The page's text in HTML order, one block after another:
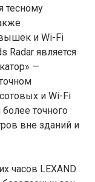
тесному
и Wi-Fi
Radar является
—
и Wi-Fi
точного
вне зданий и
часов LEXAND